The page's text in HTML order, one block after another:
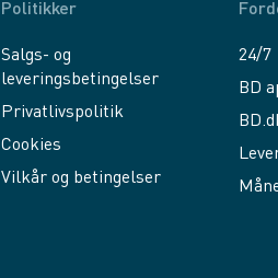
Politikker
Salgs- og
leveringsbetingelser
Privatlivspolitik
Cookies
Vilkår og betingelser
24/7
BD